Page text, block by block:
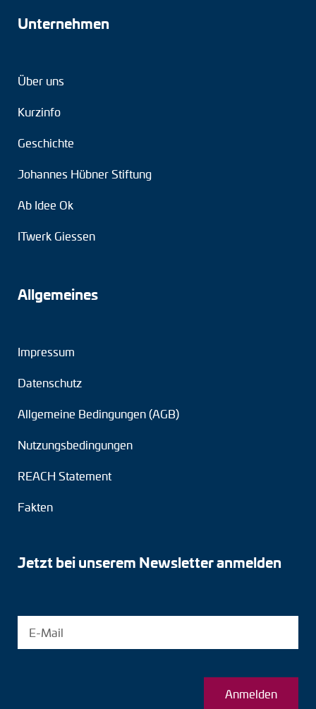
Unternehmen
Über uns
Kurzinfo
Geschichte
Johannes Hübner Stiftung
Ab Idee Ok
ITwerk Giessen
Allgemeines
Impressum
Datenschutz
Allgemeine Bedingungen (AGB)
Nutzungsbedingungen
REACH Statement
Fakten
Jetzt bei unserem Newsletter anmelden
Anmelden